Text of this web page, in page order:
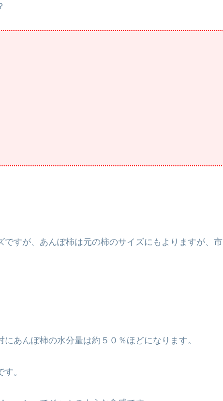
すが、あんぽ柿は元の柿のサイズにもよりますが、市
あんぽ柿の水分量は約５０％ほどになります。
。